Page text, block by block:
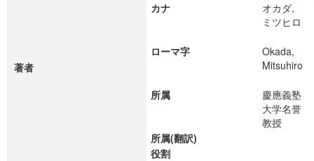
著者
カナ
オカダ,
ミツヒロ
ローマ字
Okada,
Mitsuhiro
所属
慶應義塾
大学名誉
教授
所属(翻訳)
役割